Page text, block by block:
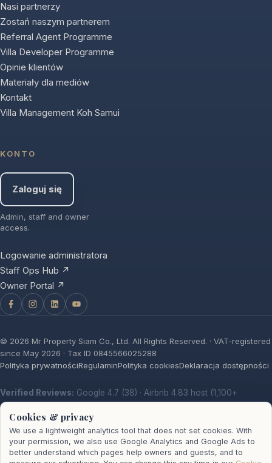
Nasi partnerzy
Zostań naszym partnerem
Referral Agent Programme
Villa Developer Programme
Opinie klientów
Materiały dla mediów
Kontakt
Villa Management Koh Samui
KONTO
Zaloguj się
Admin, staff and owner
access.
Logowanie administratora
Staff Ops Hub ↗
Owner Portal ↗
© 2026 Mr Property Siam Co., Ltd. All Rights Reserved. · VAT-registered
since May 2026 · Tax ID 0845566025288
Polityka prywatnościRegulaminPolityka cookiesDeklaracja dostępności
Verified Reviews: Google 4.7 (38) · Airbnb 4.83 host (1,100+
reviews)
Cookies & privacy
We use a lightweight analytics tool that does not set cookies. With
your permission, we also use Google Analytics and Google Ads to
better understand which pages help owners and guests, and to